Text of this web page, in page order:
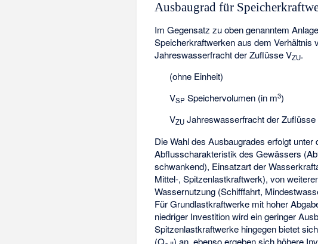
Ausbaugrad für
Im Gegensatz zu oben genanntem
Speicherkraftwerken aus dem Verhältnis
Jahreswasserfracht der Zuflüsse VZU.
(ohne Einheit)
VSP Speichervolumen (in m3)
VZUJahreswasserfracht der Zuflüsse
Die Wahl des Ausbaugrades erfolgt
Abflusscharakteristik des Gewässers
schwankend), Einsatzart der
Mittel-, Spitzenlastkraftwerk), von
Wassernutzung (Schifffahrt,
Für Grundlastkraftwerke mit hoher
niedriger Investition wird ein geringer
Spitzenlastkraftwerke hingegen bietet
(Q
) an, ebenso ergeben sich höhere